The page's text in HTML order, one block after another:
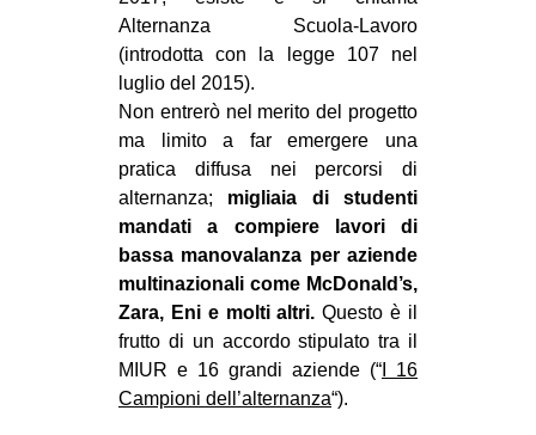
Alternanza Scuola-Lavoro
(introdotta con la legge 107 nel
luglio del 2015).
Non entrerò nel merito del progetto
ma limito a far emergere una
pratica diffusa nei percorsi di
alternanza; migliaia di studenti
mandati a compiere lavori di
bassa manovalanza per aziende
multinazionali come McDonald’s,
Zara, Eni e molti altri. Questo è il
frutto di un accordo stipulato tra il
MIUR e 16 grandi aziende (“ I 16
Campioni dell’alternanza“).